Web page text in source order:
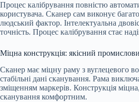
Процес калібрування повністю
користувача. Сканер сам виконує
людський фактор. Інтелектуальна
точність. Процес калібрування стає
Міцна конструкція: якісний
Сканер має міцну раму з вуглецевого
стабільні дані сканування. Рама
зміщенням маркерів. Конструкція
сканування комфортним.